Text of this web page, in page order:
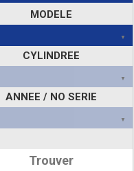
MODELE
CYLINDREE
ANNEE / NO SERIE
Trouver